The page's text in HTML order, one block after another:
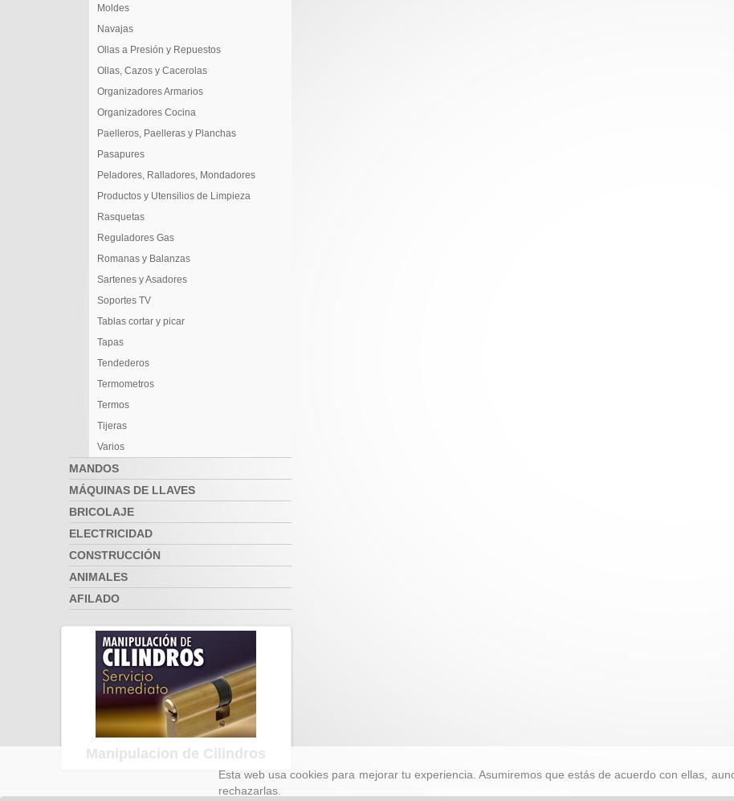
Moldes
Navajas
Ollas a Presión y Repuestos
Ollas, Cazos y Cacerolas
Organizadores Armarios
Organizadores Cocina
Paelleros, Paelleras y Planchas
Pasapures
Peladores, Ralladores, Mondadores
Productos y Utensilios de Limpieza
Rasquetas
Reguladores Gas
Romanas y Balanzas
Sartenes y Asadores
Soportes TV
Tablas cortar y picar
Tapas
Tendederos
Termometros
Termos
Tijeras
Varios
MANDOS
MÁQUINAS DE LLAVES
BRICOLAJE
ELECTRICIDAD
CONSTRUCCIÓN
ANIMALES
AFILADO
Manipulacion de Cilindros
Esta web usa cookies para mejorar tu experiencia. Asumiremos que estás de acuerdo con ellas,
rechazarlas.